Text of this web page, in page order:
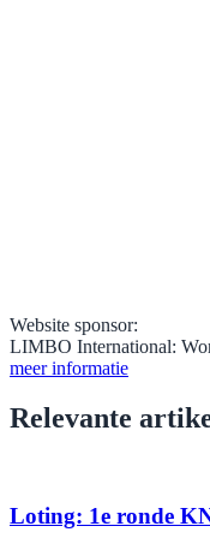
Website sponsor:
LIMBO International:
meer informatie
Relevante
Loting: 1e ronde